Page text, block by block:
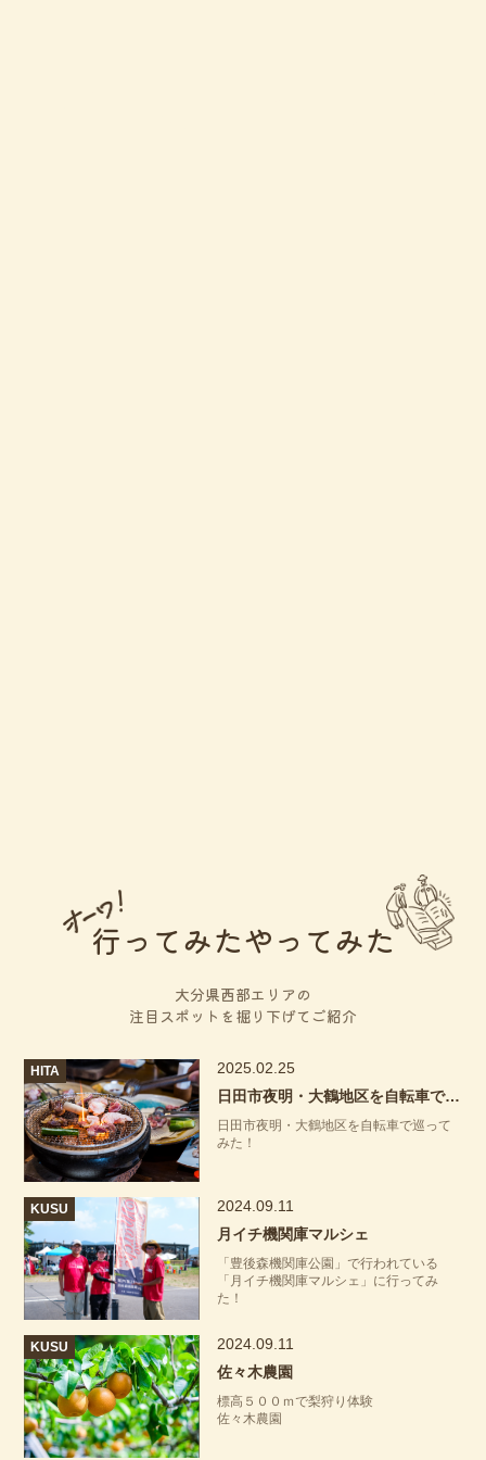
行ってみたやってみた
大分県西部エリアの
注目スポットを掘り下げてご紹介
HITA
2025.02.25
日田市夜明・大鶴地区を自転車で巡ってみた！
日田市夜明・大鶴地区を自転車で巡って
みた！
KUSU
2024.09.11
月イチ機関庫マルシェ
「豊後森機関庫公園」で行われている
「月イチ機関庫マルシェ」に行ってみ
た！
KUSU
2024.09.11
佐々木農園
標高５００ｍで梨狩り体験
佐々木農園